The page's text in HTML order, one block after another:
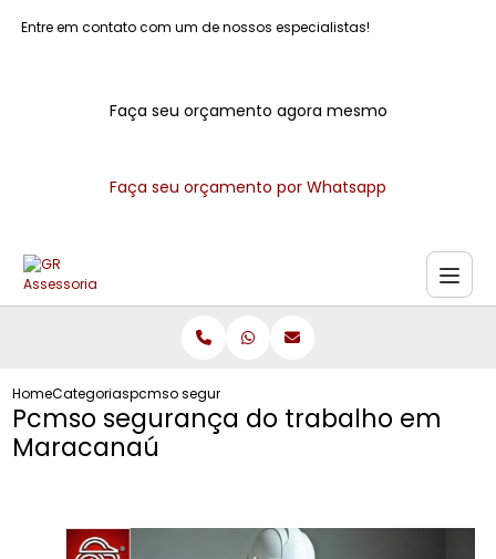
Entre em contato com um de nossos especialistas!
Faça seu orçamento agora mesmo
Faça seu orçamento por Whatsapp
HomeCategoriaspcmso seguranca do trabalho maracanau
Pcmso segurança do trabalho em
Maracanaú